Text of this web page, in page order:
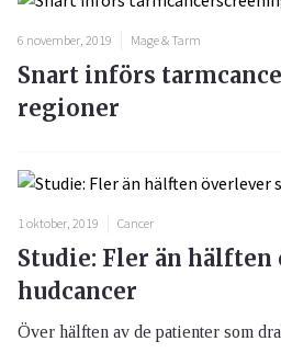
6 november, 2019 Mage & Tarm
Snart införs
regioner
1 oktober, 2019 Cancer
Studie: Fler än hälften
hudcancer